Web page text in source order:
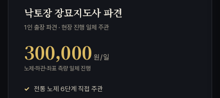
낙토장 장묘지도사 파견
1인 출장 파견 · 현장 진행 일체 주관
300,000 원 / 일
노제·하관·좌표 측량 일체 진행
전통 노제 6단계 직접 주관